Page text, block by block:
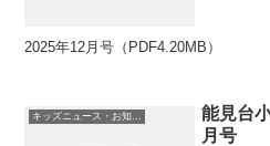
2025年12月号（PDF4.20MB）
キッズニュース・お知らせ
能見台
月号